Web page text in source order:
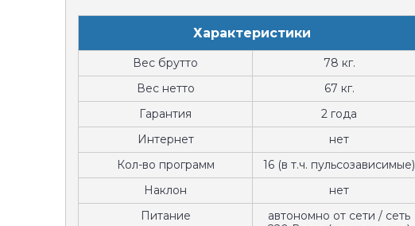
Характеристики
Вес брутто
78 кг.
Вес нетто
67 кг.
Гарантия
2 года
Интернет
нет
Кол-во программ
16 (в т.ч. пульсозависимые)
Наклон
нет
Питание
автономно от сети / сеть